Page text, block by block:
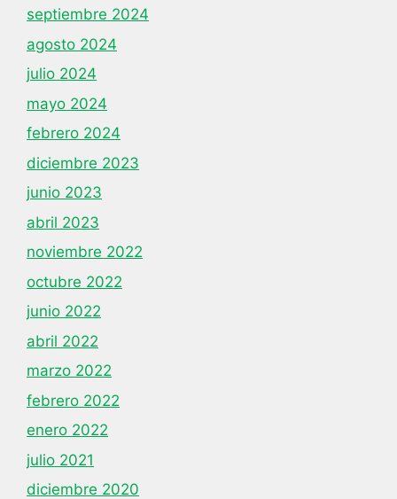
septiembre 2024
agosto 2024
julio 2024
mayo 2024
febrero 2024
diciembre 2023
junio 2023
abril 2023
noviembre 2022
octubre 2022
junio 2022
abril 2022
marzo 2022
febrero 2022
enero 2022
julio 2021
diciembre 2020